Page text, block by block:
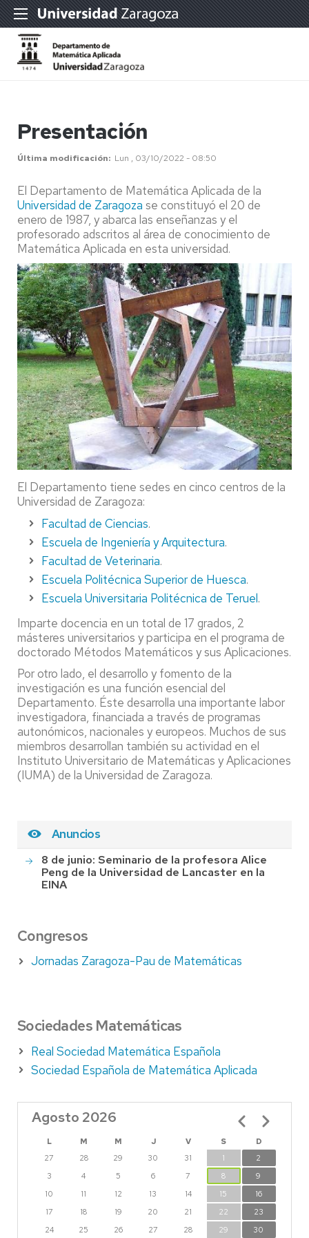
Presentación
Última modificación Lun , 03/10/2022 - 08:50
El Departamento de Matemática Aplicada de la
Universidad de Zaragoza se constituyó el 20 de
enero de 1987, y abarca las enseñanzas y el
profesorado adscritos al área de conocimiento de
Matemática Aplicada en esta universidad.
El Departamento tiene sedes en cinco centros de la
Universidad de Zaragoza:
Facultad de Ciencias.
Escuela de Ingeniería y Arquitectura.
Facultad de Veterinaria.
Escuela Politécnica Superior de Huesca.
Escuela Universitaria Politécnica de Teruel.
Imparte docencia en un total de 17 grados, 2
másteres universitarios y participa en el programa de
doctorado Métodos Matemáticos y sus Aplicaciones.
Por otro lado, el desarrollo y fomento de la
investigación es una función esencial del
Departamento. Éste desarrolla una importante labor
investigadora, financiada a través de programas
autonómicos, nacionales y europeos. Muchos de sus
miembros desarrollan también su actividad en el
Instituto Universitario de Matemáticas y Aplicaciones
(IUMA) de la Universidad de Zaragoza.
Anuncios
8 de junio: Seminario de la profesora Alice
Peng de la Universidad de Lancaster en la
EINA
Congresos
Jornadas Zaragoza-Pau de Matemáticas
Sociedades Matemáticas
Real Sociedad Matemática Española
Sociedad Española de Matemática Aplicada
Agosto 2026
L M M J V S
D
27
28 29 30 31 1
2
3
4 5 6 7 8
9
10
11 12 13 14 15
16
17
18 19 20 21 22
23
24
25 26 27 28 29 30
Paginación